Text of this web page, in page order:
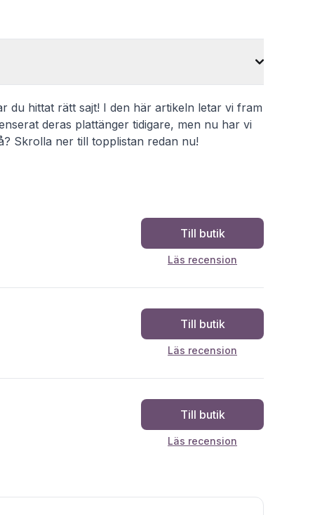
du hittat rätt sajt! I den här artikeln letar vi fram
deras plattänger tidigare, men nu har vi
Skrolla ner till topplistan redan nu!
Till butik
Läs recension
Till butik
Läs recension
Till butik
Läs recension